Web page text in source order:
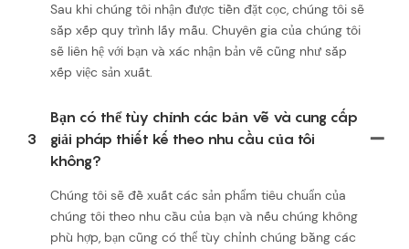
Sau khi chúng tôi nhận được tiền đặt cọc, chúng tôi sẽ
sắp xếp quy trình lấy mẫu. Chuyên gia của chúng tôi
sẽ liên hệ với bạn và xác nhận bản vẽ cũng như sắp
xếp việc sản xuất.
3
Bạn có thể tùy chỉnh các bản vẽ và cung cấp
giải pháp thiết kế theo nhu cầu của tôi
không?
Chúng tôi sẽ đề xuất các sản phẩm tiêu chuẩn của
chúng tôi theo nhu cầu của bạn và nếu chúng không
phù hợp, bạn cũng có thể tùy chỉnh chúng bằng các